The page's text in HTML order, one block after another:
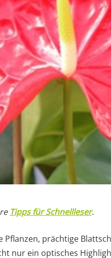
Tipps für Schnellleser.
Pflanzen, prächtige
nur ein optisches